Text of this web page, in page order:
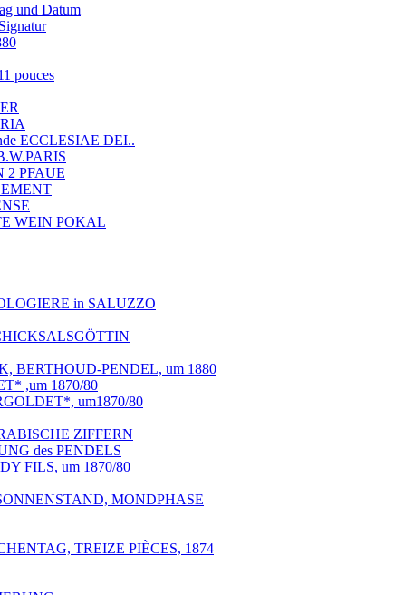
und Datum
pouces
ECCLESIAE DEI..
2 PFAUE
WEIN POKAL
in SALUZZO
BERTHOUD-PENDEL, um 1880
,um 1870/80
um1870/80
ZIFFERN
des PENDELS
FILS, um 1870/80
MONDPHASE
TREIZE PIÈCES, 1874